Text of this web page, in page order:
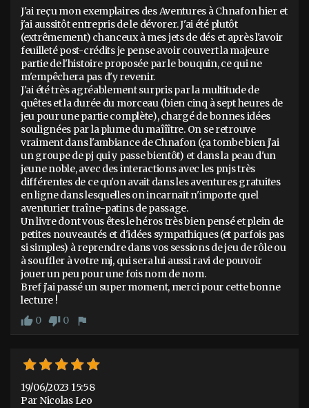
J'ai reçu mon exemplaires des Aventures à Chnafon hier et
j'ai aussitôt entrepris de le dévorer. J'ai été plutôt
(extrêmement) chanceux à mes jets de dés et après l'avoir
feuilleté post-crédits je pense avoir couvert la majeure
partie de l'histoire proposée par le bouquin, ce qui ne
m'empêchera pas d'y revenir.
J'ai été très agréablement surpris par la multitude de
quêtes et la durée du morceau (bien cinq à sept heures de
jeu pour une partie complète), chargé de bonnes idées
soulignées par la plume du maîîître. On se retrouve
vraiment dans l'ambiance de Chnafon (ça tombe bien j'ai
un groupe de pj qui y passe bientôt) et dans la peau d'un
jeune noble, avec des interactions avec les pnjs très
différentes de ce qu'on avait dans les aventures gratuites
en ligne dans lesquelles on incarnait n'importe quel
aventurier traîne-patins de passage.
Un livre dont vous êtes le héros très bien pensé et plein de
petites nouveautés et d'idées sympathiques (et parfois pas
si simples) à reprendre dans vos sessions de jeu de rôle ou
à souffler à votre mj, qui sera lui aussi ravi de pouvoir
jouer un peu pour une fois nom de nom.
Bref j'ai passé un super moment, merci pour cette bonne
lecture !
thumb_up 0 thumb_down 0 flag
19/06/2023 15:58
Par Nicolas Leo